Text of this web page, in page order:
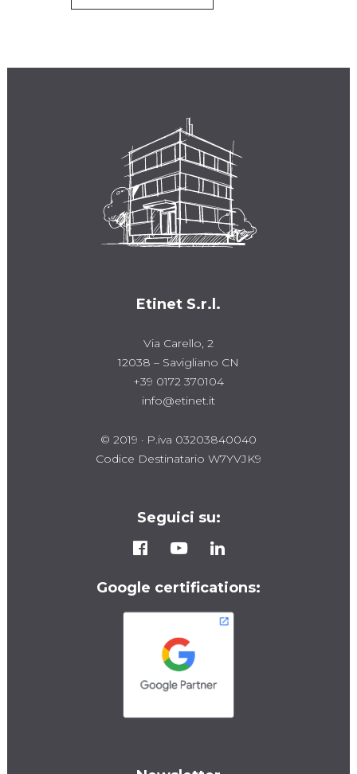
Etinet S.r.l.
Via Carello, 2
12038 – Savigliano CN
+39 0172 370104
info@etinet.it
© 2019 · P.iva 03203840040
Codice Destinatario W7YVJK9
Seguici su:
Google certifications: